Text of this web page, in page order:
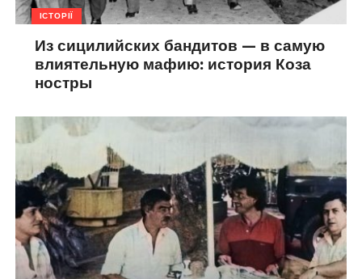
ІСТОРІЇ
Из сицилийских бандитов — в самую
влиятельную мафию: история Коза
ностры